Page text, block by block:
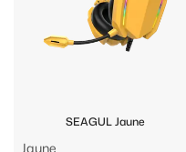
SEAGUL Jaune
Jaune